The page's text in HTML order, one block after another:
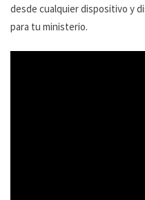
desde cualquier dispositivo y
para tu ministerio.